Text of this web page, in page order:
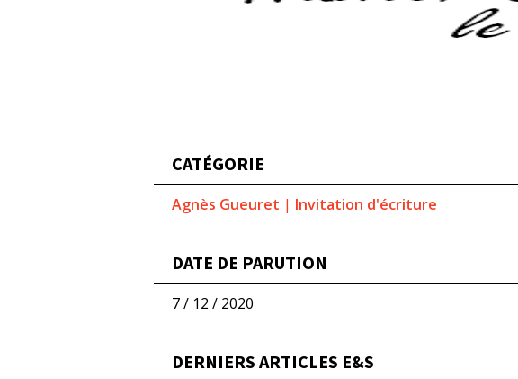
CATÉGORIE
Agnès Gueuret | Invitation d'écriture
DATE DE PARUTION
7 / 12 / 2020
DERNIERS ARTICLES E&S